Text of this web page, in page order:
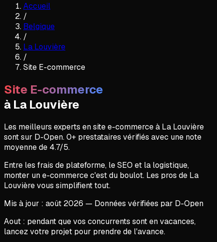
Accueil
/
Belgique
/
La Louvière
/
Site E-commerce
Site E-commerce
à La Louvière
Les meilleurs experts ensite e-commerceà La Louvière
sont sur D-Open.0+ prestataires vérifiés avec une note
moyenne de 4.7/5.
Entre les frais de plateforme, le SEO et la logistique,
monter un e-commerce c'est du boulot. Les pros de La
Louvière vous simplifient tout.
Mis à jour : août 2026 — Données vérifiées par D-Open
Aout : pendant que vos concurrents sont en vacances,
lancez votre projet pour prendre de l'avance.